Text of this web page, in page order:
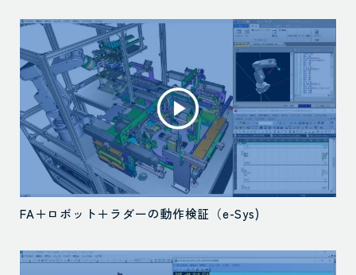
FA＋ロボット＋ラダーの動作検証（e-Sys)